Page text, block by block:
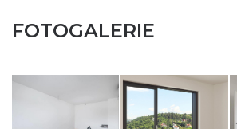
FOTOGALERIE